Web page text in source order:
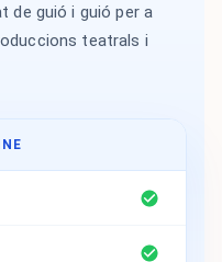
de guió i guió per a
teatrals i